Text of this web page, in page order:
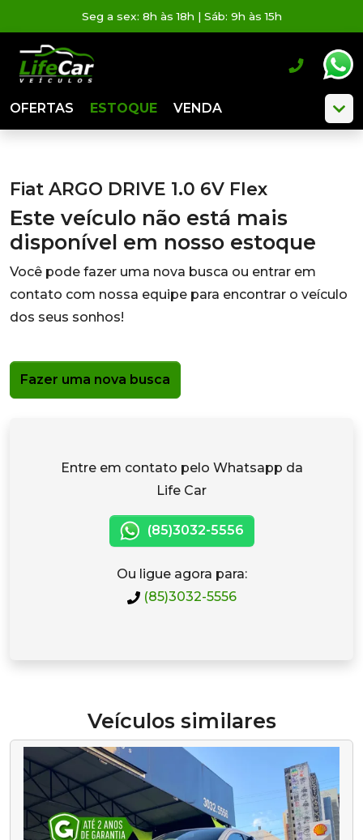
Seg a sex: 8h às 18h | Sáb: 9h às 15h
OFERTAS ESTOQUE VENDA
Fiat ARGO DRIVE 1.0 6V Flex
Este veículo não está mais
disponível em nosso estoque
Você pode fazer uma nova busca ou entrar em
contato com nossa equipe para encontrar o veículo
dos seus sonhos!
Fazer uma nova busca
Entre em contato pelo Whatsapp da
Life Car
(85)3032-5556
Ou ligue agora para:
(85)3032-5556
Veículos similares